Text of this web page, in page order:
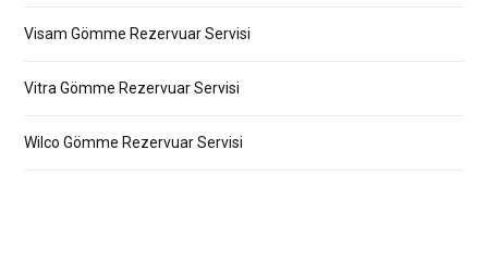
Visam Gömme Rezervuar Servisi
Vitra Gömme Rezervuar Servisi
Wilco Gömme Rezervuar Servisi